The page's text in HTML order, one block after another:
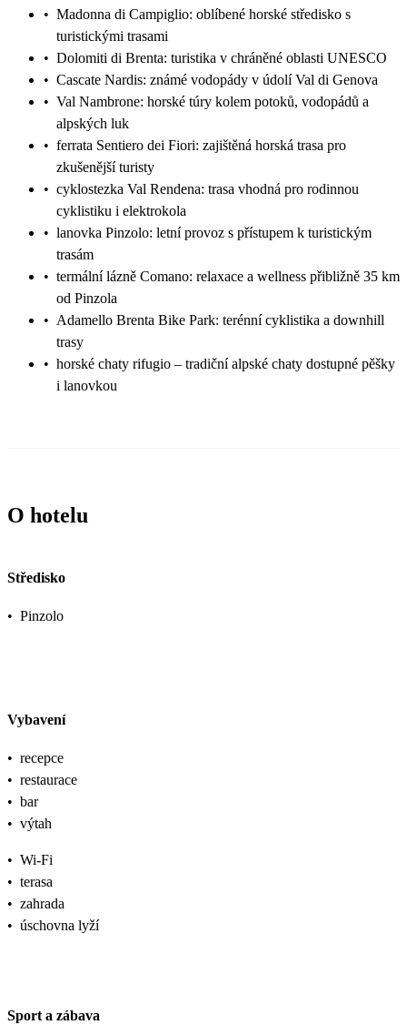
• Madonna di Campiglio: oblíbené horské středisko s
turistickými trasami
• Dolomiti di Brenta: turistika v chráněné oblasti UNESCO
• Cascate Nardis: známé vodopády v údolí Val di Genova
• Val Nambrone: horské túry kolem potoků, vodopádů a
alpských luk
• ferrata Sentiero dei Fiori: zajištěná horská trasa pro
zkušenější turisty
• cyklostezka Val Rendena: trasa vhodná pro rodinnou
cyklistiku i elektrokola
• lanovka Pinzolo: letní provoz s přístupem k turistickým
trasám
• termální lázně Comano: relaxace a wellness přibližně 35 km
od Pinzola
• Adamello Brenta Bike Park: terénní cyklistika a downhill
trasy
• horské chaty rifugio – tradiční alpské chaty dostupné pěšky
i lanovkou
O hotelu
Středisko
• Pinzolo
Vybavení
• recepce
• restaurace
• bar
• výtah
• Wi-Fi
• terasa
• zahrada
• úschovna lyží
Sport a zábava